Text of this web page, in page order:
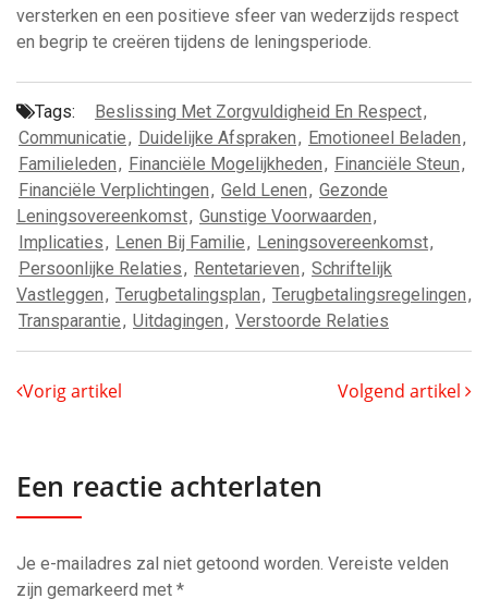
versterken en een positieve sfeer van wederzijds respect
en begrip te creëren tijdens de leningsperiode.
Tags: Beslissing Met Zorgvuldigheid En Respect,
Communicatie, Duidelijke Afspraken, Emotioneel Beladen,
Familieleden, Financiële Mogelijkheden, Financiële Steun,
Financiële Verplichtingen, Geld Lenen, Gezonde
Leningsovereenkomst, Gunstige Voorwaarden,
Implicaties, Lenen Bij Familie, Leningsovereenkomst,
Persoonlijke Relaties, Rentetarieven, Schriftelijk
Vastleggen, Terugbetalingsplan, Terugbetalingsregelingen,
Transparantie, Uitdagingen, Verstoorde Relaties
Vorig artikel Volgend artikel
Een reactie achterlaten
Je e-mailadres zal niet getoond worden. Vereiste velden
zijn gemarkeerd met *